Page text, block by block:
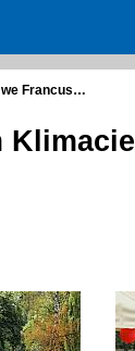
Francus…
Klimacie